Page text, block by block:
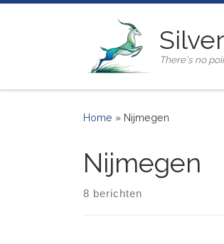
There's no
Home » Nijmegen
Nijmegen
8 berichten